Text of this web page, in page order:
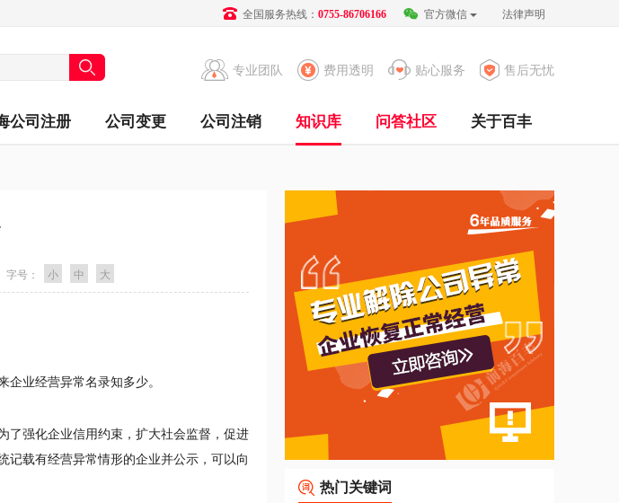
全国服务热线： 0755-86706166 官方微信 法律声明
售后无忧
贴心服务
费用透明
专业团队
公司注册 公司变更 公司注销 知识库 问答社区 关于百丰
字号： 小 中 大
业经营异常名录知多少。
了强化企业信用约束，扩大社会监督，促进
记载有经营异常情形的企业并公示，可以向
热门关键词